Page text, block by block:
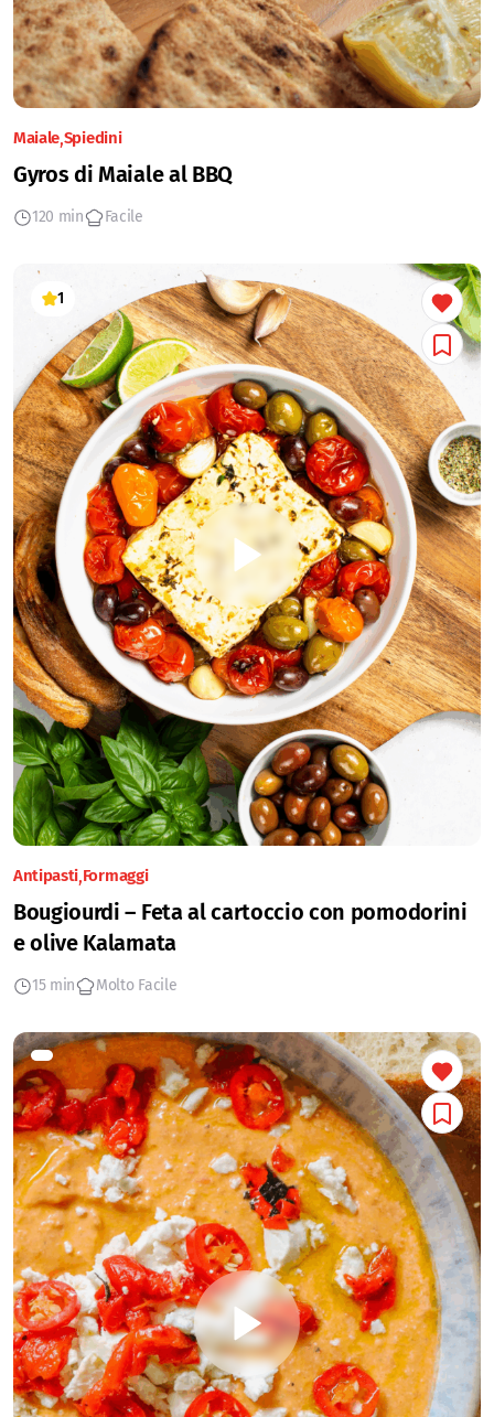
Maiale Spiedini
Gyros di Maiale al BBQ
120 min Facile
1
Antipasti Formaggi
Bougiourdi – Feta al cartoccio con pomodorini
e olive Kalamata
15 min Molto Facile